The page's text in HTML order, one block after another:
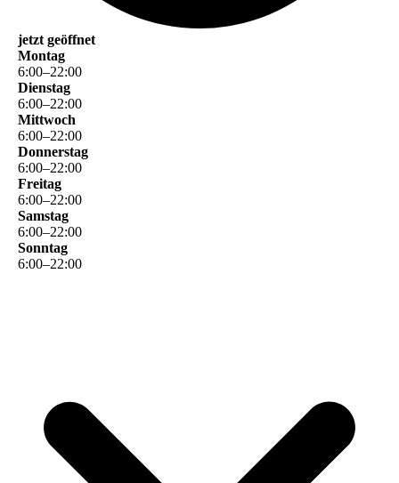
jetzt geöffnet
Montag
6:00–22:00
Dienstag
6:00–22:00
Mittwoch
6:00–22:00
Donnerstag
6:00–22:00
Freitag
6:00–22:00
Samstag
6:00–22:00
Sonntag
6:00–22:00